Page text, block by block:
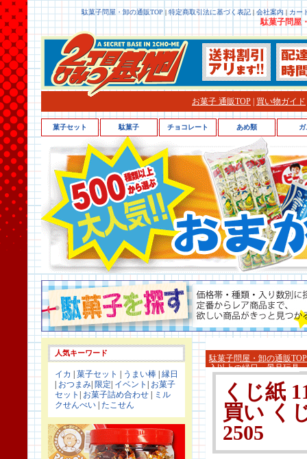
駄菓子問屋・卸の通販TOP | 特定商取引法に基づく表記 | 会社案内 | カー
駄菓子問屋
お菓子 通販TOP 買い物ガイド
人気キーワード
イカ 菓子セット うまい棒 縁日
おつまみ 限定 イベント
お菓子
セット
お菓子詰め合わせ
ミル
クせんべい たこせん
駄菓子問屋・卸の通販TOP
入以上の縁日・景品玩具
くじ紙
買い く
2505